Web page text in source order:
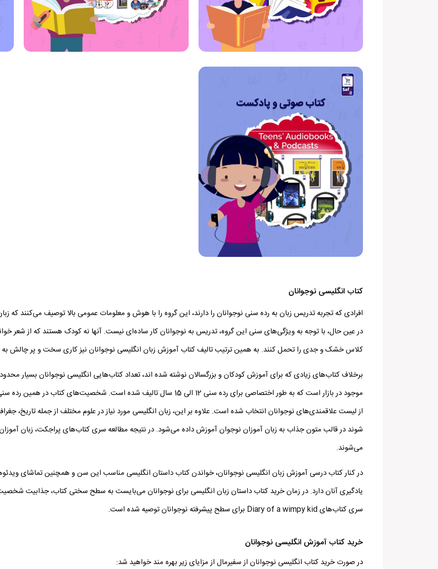
کتاب انگلیسی نوجوانان
افرادی که تجربه تدریس زبان به رده سنی نوجوانان را دارند، این گروه را با هوش و معلومات عمومی بالا توصیف می‌­کنند که
در عین حال، با توجه به ویژگی‌های سنی این گروه، تدریس به نوجوانان کار ساده‌­­ای نیست. آنها نه کودک هستند که از شعر
کلاس خشک و جدی را تحمل کنند. به همین ترتیب تالیف کتاب آموزش زبان انگلیسی نوجوانان نیز کاری سخت و پر چالش
موجود در بازار است که به طور اختصاصی برای رده سنی 12 الی 15 سال تالیف شده است.
شوند در قالب متون جذاب به زبان آموزان نوجوان آموزش داده می‌شود. در نتیجه مطالعه سری کتاب‌های پراجکت، زبان
می‌شوند.
در کنار کتاب درسی آموزش زبان انگلیسی نوجوانان، خواندن کتاب داستان انگلیسی مناسب این سن و همچنین تماشای
یادگیری آنان دارد. در زمان خرید کتاب داستان زبان انگلیسی برای نوجوانان می‌بایست به سطح سختی کتاب، جذابیت
سری کتاب­‌های Diary of a wimpy kid برای سطح پیشرفته نوجوانان توصیه شده است.
خرید کتاب آموزش انگلیسی نوجوانان
در صورت خرید کتاب انگلیسی نوجوانان از سفیرمال از مزایای زیر بهره­ مند خواهید شد: